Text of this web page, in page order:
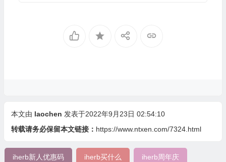
本文由 laochen 发表于2022年9月23日 02:54:10
转载请务必保留本文链接： https://www.ntxen.com/7324.html
iherb新人优惠码 iherb买什么 iherb周年庆